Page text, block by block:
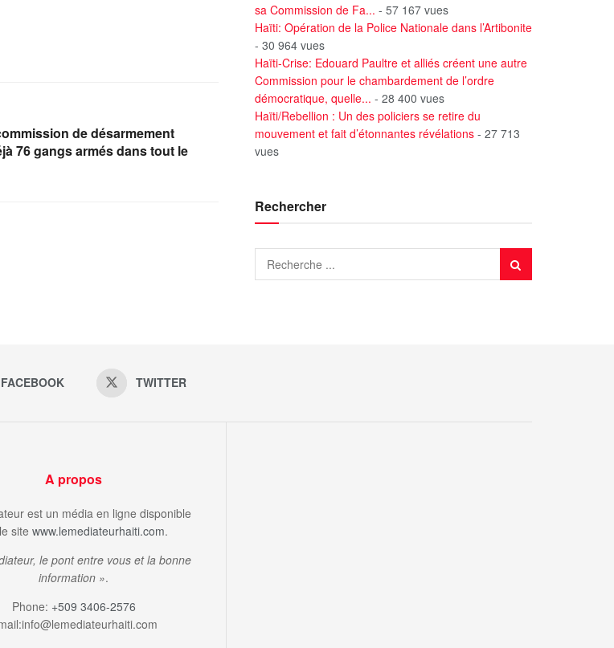
de désarmement
76 gangs armés dans tout le
sa Commission de Fa... - 57 167 vues
Haïti: Opération de la Police Nationale dans l’Artibonite
- 30 964 vues
Haïti-Crise: Edouard Paultre et alliés créent une autre
Commission pour le chambardement de l’ordre
démocratique, quelle... - 28 400 vues
Haïti/Rebellion : Un des policiers se retire du
mouvement et fait d’étonnantes révélations - 27 713
vues
Rechercher
FACEBOOK TWITTER
A propos
est un média en ligne disponible
site www.lemediateurhaiti.com.
le pont entre vous et la bonne
information ».
Phone: +509 3406-2576